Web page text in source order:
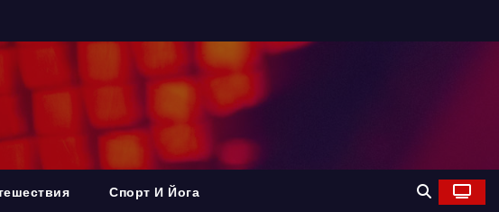
Спорт И Йога